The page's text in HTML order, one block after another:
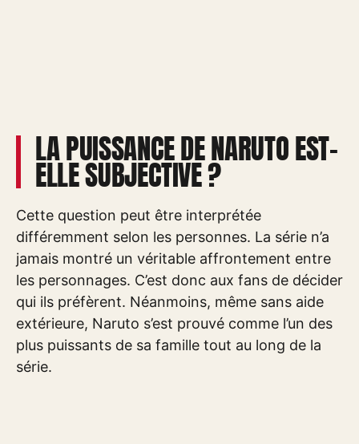
LA PUISSANCE DE NARUTO EST-
ELLE SUBJECTIVE ?
Cette question peut être interprétée
différemment selon les personnes. La série n’a
jamais montré un véritable affrontement entre
les personnages. C’est donc aux fans de décider
qui ils préfèrent. Néanmoins, même sans aide
extérieure, Naruto s’est prouvé comme l’un des
plus puissants de sa famille tout au long de la
série.